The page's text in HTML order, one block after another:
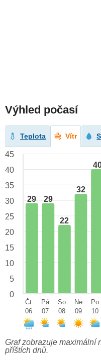
Výhled počasí
Teplota Vítr
29 29
22
32
45
40
35
30
25
20
15
10
5
0
Čt
06
Pá
07
So
08
Ne
09
Po
10
Graf zobrazuje maximální
příštích dnů.